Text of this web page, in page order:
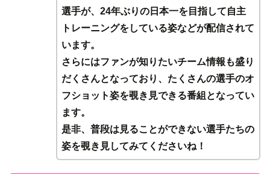
選手が、24年ぶりの日本一を目指して自主
トレーニングをしている姿などが配信されて
います。
さらにはファンが知りたいチーム情報も盛り
だくさんとなっており、たくさんの選手のオ
フショット姿を覗き見できる番組となってい
ます。
是非、普段は見ることができない選手たちの
姿を覗き見してみてくださいね！